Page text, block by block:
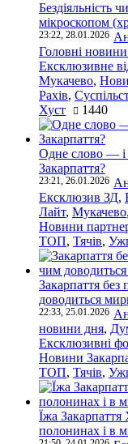
Бездіяльність
мікроскопом
23:22, 28.01.2026
Головні
Ексклюзивне
Мукачево,
Рахів,
Хуст
1440
Одне слово — і
Закарпаття?
23:21, 26.01.2026
Ексклюзив ЗД,
Лайт, Мукачево,
Новини
ТОП, Тячів,
Закарпаття
доводиться
22:33, 25.01.2026
новини дня,
Ексклюзивні
Новини
ТОП, Тячів,
Їжа
полонинах і в